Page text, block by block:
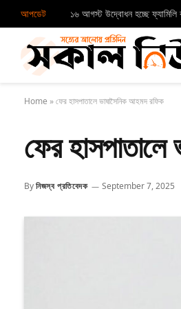
আপডেট ১৬ আগস্ট উদ্বোধন হচ্ছে ফ্যামিলি
Home »ফের হাসপাতালে ভাষাসৈনিক আহমদ রফিক
ফের
Byনিজস্ব প্রতিবেদক September 7, 2025